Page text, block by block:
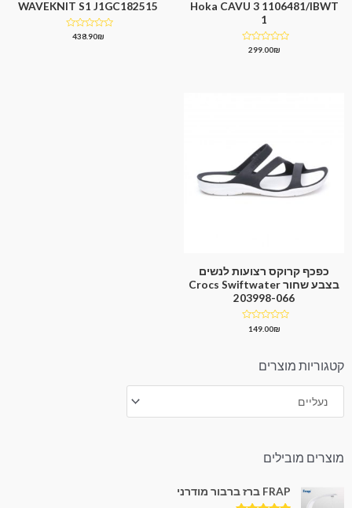
Hoka CAVU 3 1106481/IBWT
1
דורג299.00₪
WAVEKNIT S1 J1GC182515
דורג438.90₪
כפכף קרוקס רצועות לנשים
בצבע שחור Crocs Swiftwater
203998-066
דורג149.00₪
קטגוריות מוצרים
מוצרים מובילים
FRAP ברז ברבור מודרני